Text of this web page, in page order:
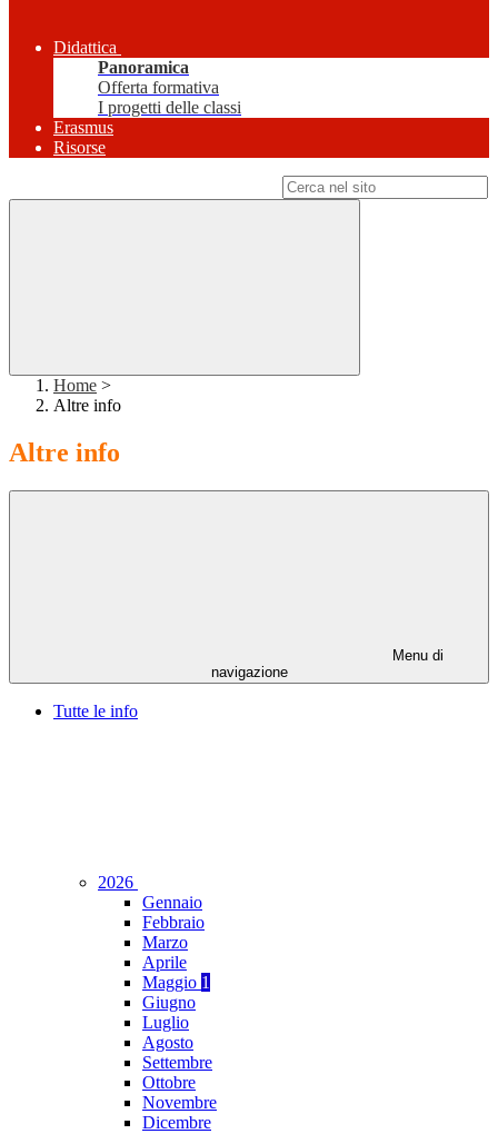
Didattica
Panoramica
Offerta formativa
I progetti delle classi
Erasmus
Risorse
Home >
Altre info
Altre info
Menu di
navigazione
Tutte le info
2026
Gennaio
Febbraio
Marzo
Aprile
Maggio 1
Giugno
Luglio
Agosto
Settembre
Ottobre
Novembre
Dicembre